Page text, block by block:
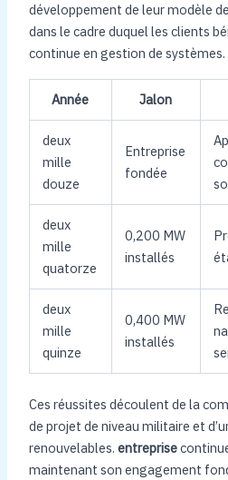
développement de leur modèle
dans le cadre duquel les clients
continue en gestion de systèmes.
Année Jalon
deux
mille
douze
Entreprise
fondée
deux
mille
quatorze
0,200 MW
installés
deux
mille
quinze
0,400 MW
installés
Ces réussites découlent de la
de projet de niveau militaire et
renouvelables. entreprise
maintenant son engagement